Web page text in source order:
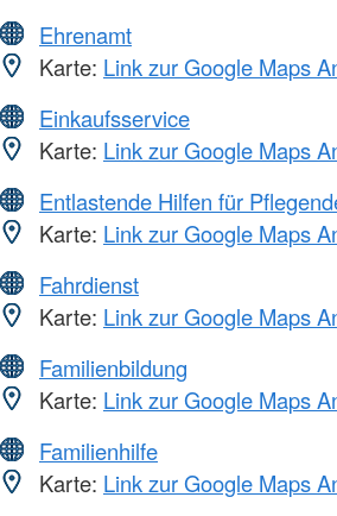
Ehrenamt
Karte: Link zur Google Maps
Einkaufsservice
Karte: Link zur Google Maps
Entlastende Hilfen für
Karte: Link zur Google Maps
Fahrdienst
Karte: Link zur Google Maps
Familienbildung
Karte: Link zur Google Maps
Familienhilfe
Karte: Link zur Google Maps